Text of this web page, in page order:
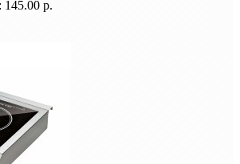
145.00 р.